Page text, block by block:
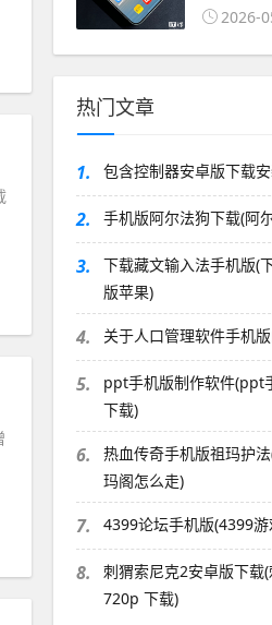
2026-
热门文章
1. 包含控制器安卓版下载
2. 手机版阿尔法狗下载(阿
3.
下载藏文输入法手机版(
版苹果)
4. 关于人口管理软件手机
5.
ppt手机版制作软件(ppt
下载)
6.
热血传奇手机版祖玛护
玛阁怎么走)
7. 4399论坛手机版(4399
8.
刺猬索尼克2安卓版下载
720p 下载)